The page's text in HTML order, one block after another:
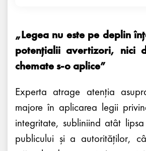
„Legea nu este pe deplin
potențialii avertizori, nici
chemate s-o aplice”
Experta atrage atenția
majore în aplicarea legii
integritate, subliniind atât
publicului și a autorităților,